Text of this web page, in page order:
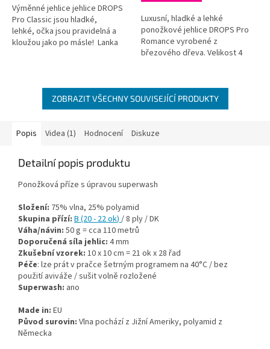
5
hvězdiček.
Výměnné jehlice jehlice DROPS
Pro Classic jsou hladké,
lehké, očka jsou pravidelná a
kloužou jako po másle! Lanka
Luxusní, hladké a lehké
ponožkové jehlice DROPS Pro
Romance vyrobené z
březového dřeva. Velikost 4
ZOBRAZIT VŠECHNY SOUVISEJÍCÍ PRODUKTY
Popis Videa (1) Hodnocení Diskuze
Detailní popis produktu
Ponožková příze s úpravou superwash
Složení: 75% vlna, 25% polyamid
Skupina přízí: B (20 - 22 ok) / 8 ply / DK
Váha/návin: 50 g = cca 110 metrů
Doporučená síla jehlic: 4 mm
Zkušební vzorek: 10 x 10 cm = 21 ok x 28 řad
Péče: lze prát v pračce šetrným programem na 40°C / bez
použití aviváže / sušit volně rozložené
Superwash: ano
Made in: EU
Původ surovin: Vlna pochází z Jižní Ameriky, polyamid z
Německa